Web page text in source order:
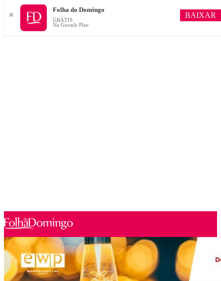
✕
Folha do Domingo
GRÁTIS
Na Google Play
BAIXAR